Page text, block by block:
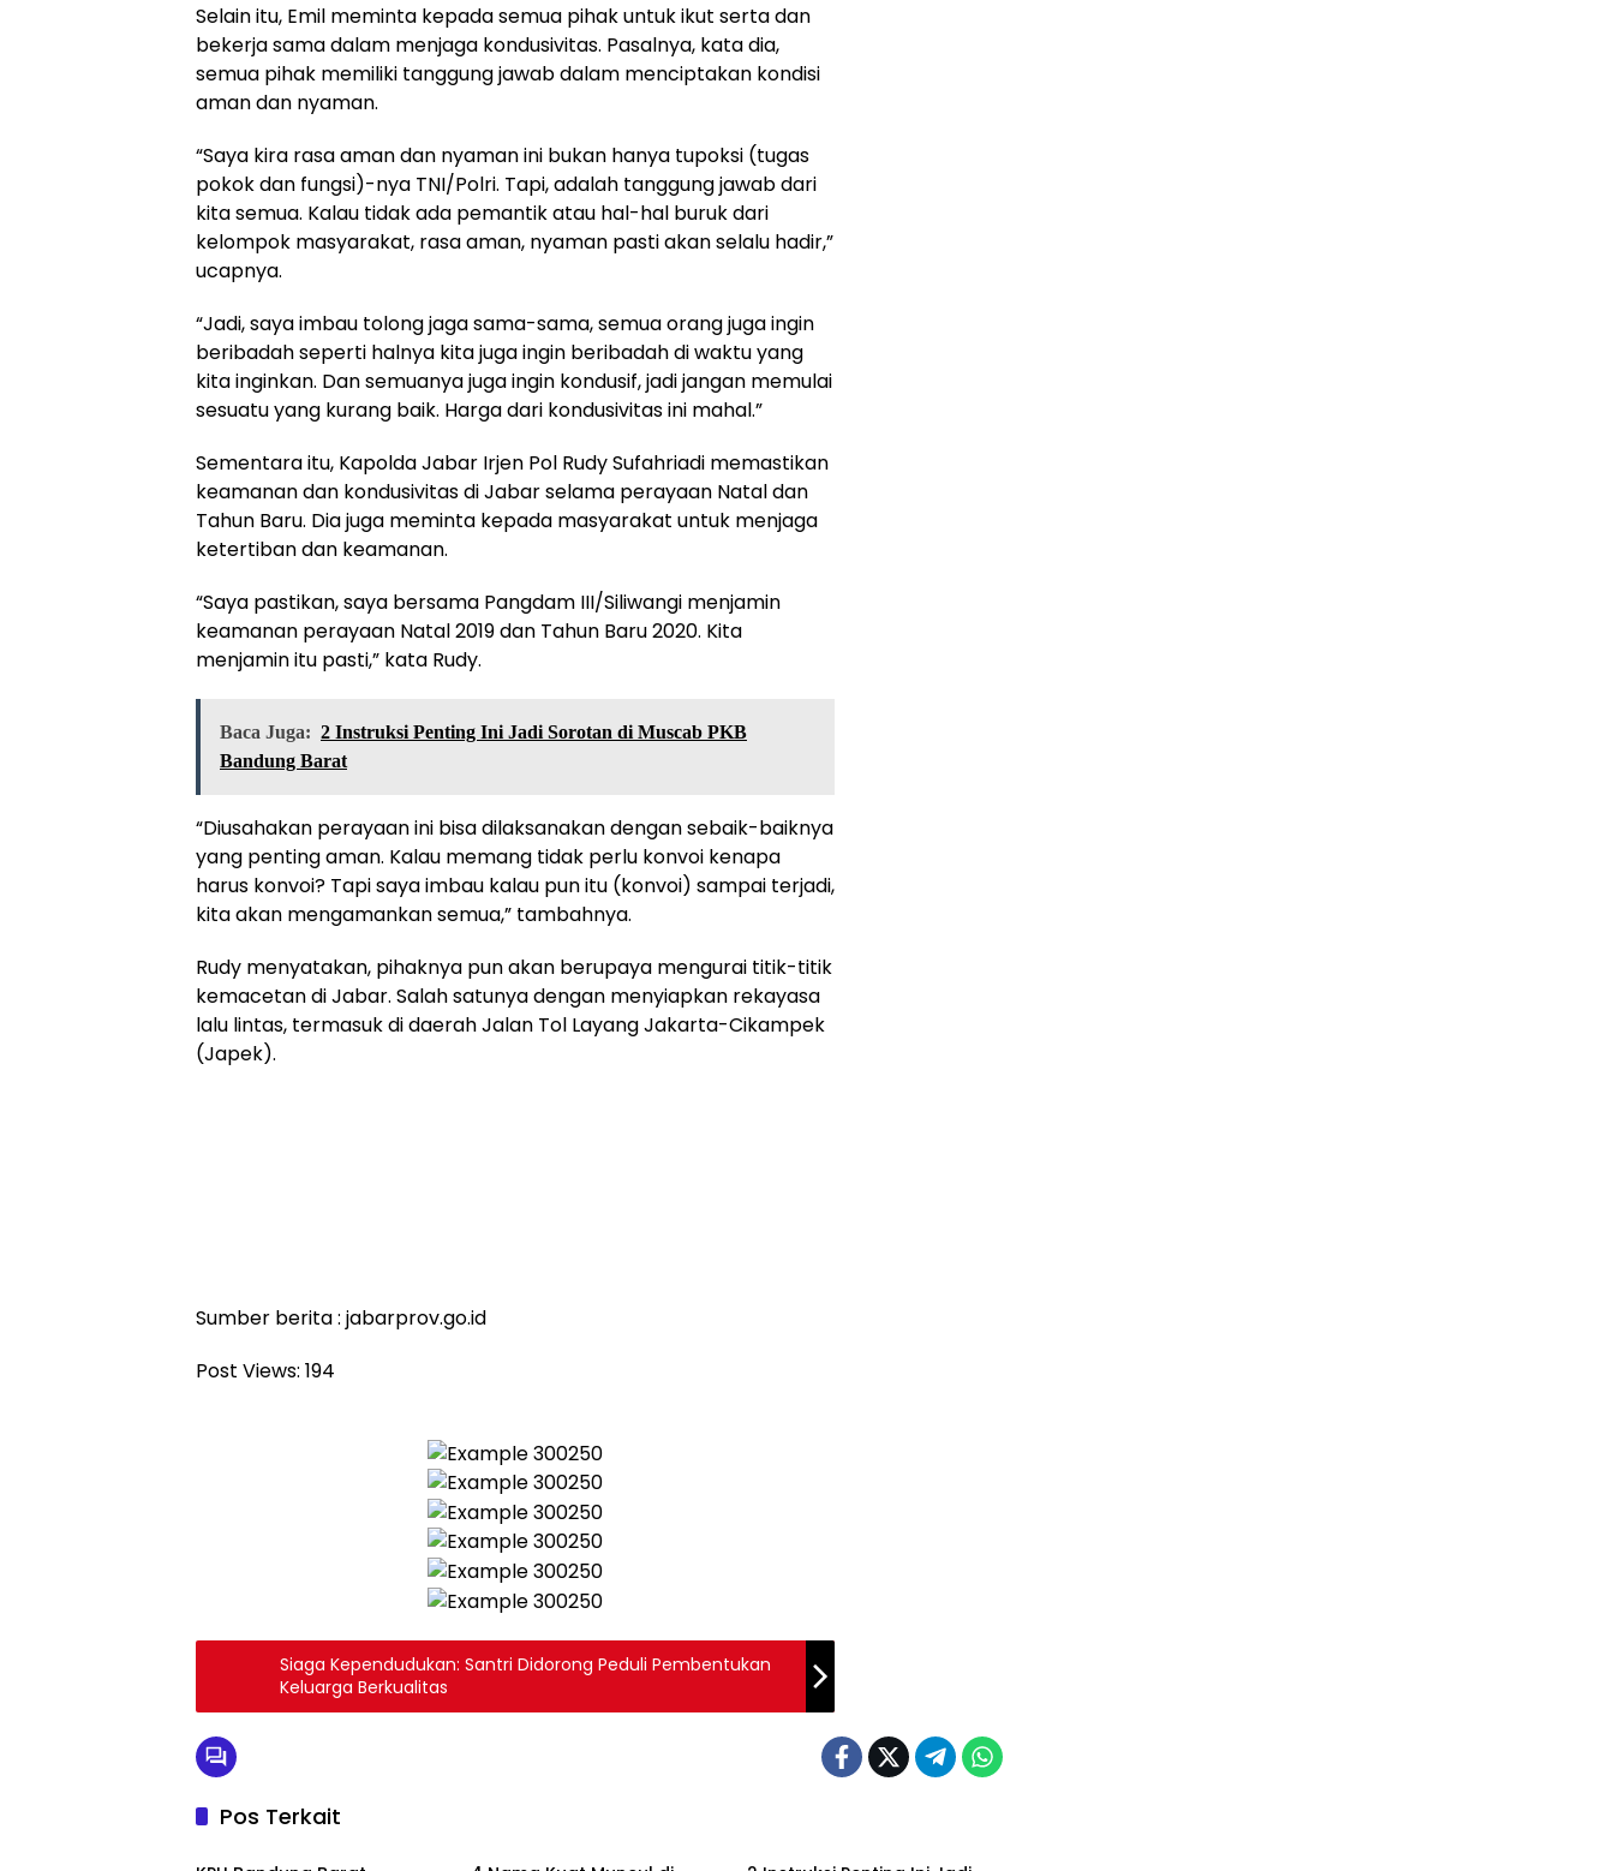
Selain itu, Emil meminta kepada semua pihak untuk ikut serta dan
bekerja sama dalam menjaga kondusivitas. Pasalnya, kata dia,
semua pihak memiliki tanggung jawab dalam menciptakan kondisi
aman dan nyaman.
“Saya kira rasa aman dan nyaman ini bukan hanya tupoksi (tugas
pokok dan fungsi)-nya TNI/Polri. Tapi, adalah tanggung jawab dari
kita semua. Kalau tidak ada pemantik atau hal-hal buruk dari
kelompok masyarakat, rasa aman, nyaman pasti akan selalu hadir,”
ucapnya.
“Jadi, saya imbau tolong jaga sama-sama, semua orang juga ingin
beribadah seperti halnya kita juga ingin beribadah di waktu yang
kita inginkan. Dan semuanya juga ingin kondusif, jadi jangan memulai
sesuatu yang kurang baik. Harga dari kondusivitas ini mahal.”
Sementara itu, Kapolda Jabar Irjen Pol Rudy Sufahriadi memastikan
keamanan dan kondusivitas di Jabar selama perayaan Natal dan
Tahun Baru. Dia juga meminta kepada masyarakat untuk menjaga
ketertiban dan keamanan.
“Saya pastikan, saya bersama Pangdam III/Siliwangi menjamin
keamanan perayaan Natal 2019 dan Tahun Baru 2020. Kita
menjamin itu pasti,” kata Rudy.
Baca Juga: 2 Instruksi Penting Ini Jadi Sorotan di Muscab PKB
Bandung Barat
“Diusahakan perayaan ini bisa dilaksanakan dengan sebaik-baiknya
yang penting aman. Kalau memang tidak perlu konvoi kenapa
harus konvoi? Tapi saya imbau kalau pun itu (konvoi) sampai terjadi,
kita akan mengamankan semua,” tambahnya.
Rudy menyatakan, pihaknya pun akan berupaya mengurai titik-titik
kemacetan di Jabar. Salah satunya dengan menyiapkan rekayasa
lalu lintas, termasuk di daerah Jalan Tol Layang Jakarta-Cikampek
(Japek).
Sumber berita : jabarprov.go.id
Post Views: 194
Siaga Kependudukan: Santri Didorong Peduli Pembentukan
Keluarga Berkualitas
Pos Terkait
Headline